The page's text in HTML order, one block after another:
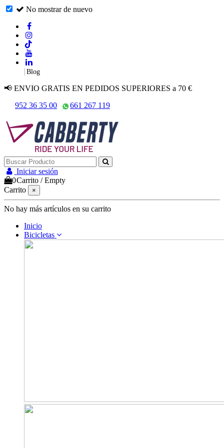
No mostrar de nuevo
|Blog
📢 ENVIO GRATIS EN PEDIDOS SUPERIORES a 70 €
952 36 35 00
661 267 119
Iniciar sesión
0Carrito /Empty
Carrito
×
No hay más artículos en su carrito
Inicio
Bicicletas